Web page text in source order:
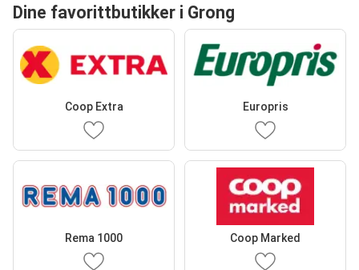
Dine favorittbutikker i Grong
Coop Extra Europris
Rema 1000 Coop Marked